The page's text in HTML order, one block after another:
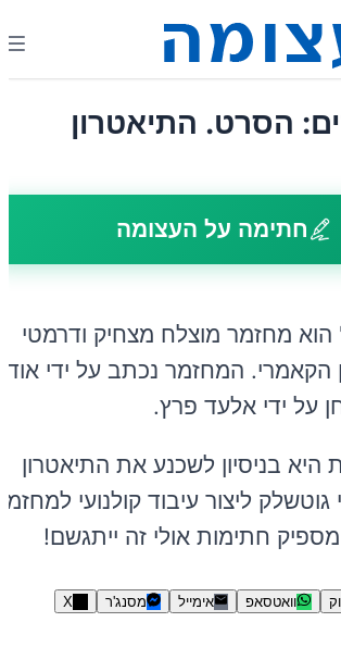
הסרט. התיאטרון
חתימה על העצומה
הוא מחזמר מוצלח מצחיק ודרמטי
הקאמרי. המחזמר נכתב על ידי אודי
על ידי אלעד פרץ.
היא בניסיון לשכנע את התיאטרון
גוטשלק ליצור עיבוד קולנועי
חתימות אולי זה ייתגשם!
וואטסאפ אימייל מסנג'ר X